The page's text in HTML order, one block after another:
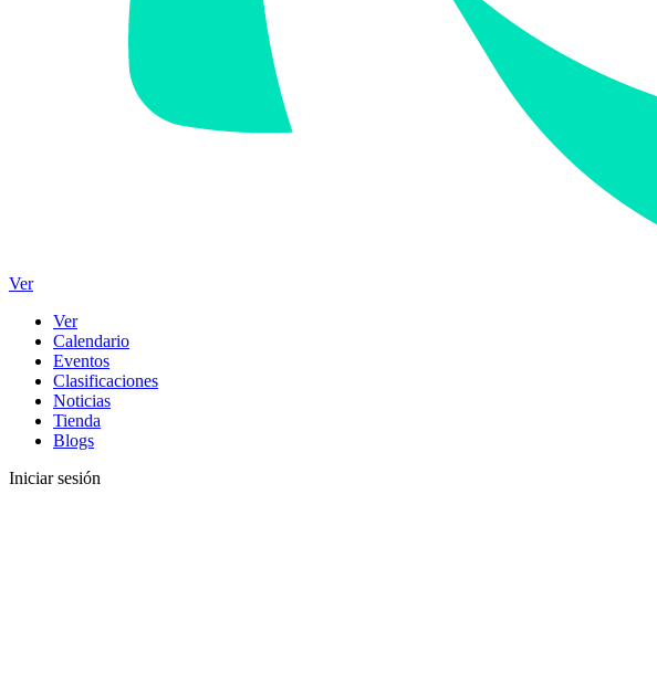
Ver
Ver
Calendario
Eventos
Clasificaciones
Noticias
Tienda
Blogs
Iniciar sesión